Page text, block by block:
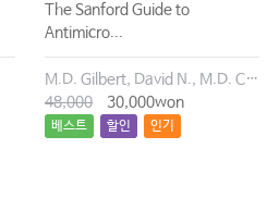
The Sanford Guide to
Antimicro...
M.D. Gilbert, David N., M.D. Chambers, Henry F., M.D. Eliopoulos, George M., M.D. Saag, Michael S., M.D. Pavia, Andrew T.
48,000
30,000won
베스트 할인 인기